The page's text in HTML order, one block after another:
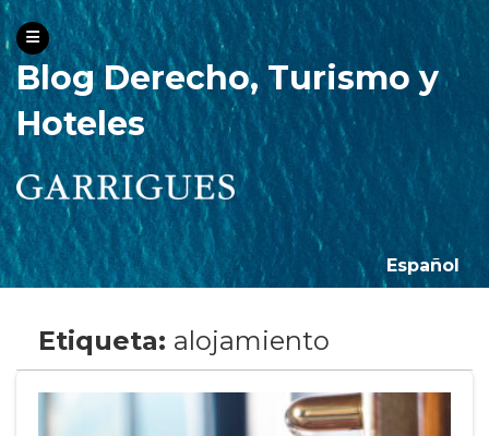
Blog Derecho, Turismo y
Hoteles
Español
Etiqueta: alojamiento